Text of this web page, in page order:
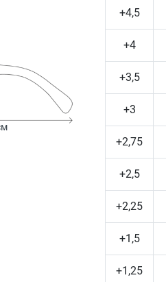
+4,5
+4
+3,5
+3
+2,75
+2,5
+2,25
+1,5
+1,25